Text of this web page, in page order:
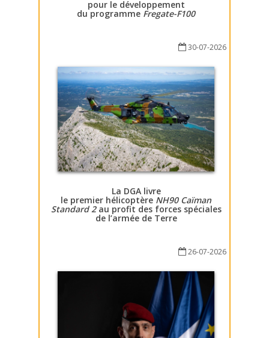
pour le développement
du programme Fregate-F100
30-07-2026
La DGA livre
le premier hélicoptère NH90 Caïman
Standard 2au profit des forces spéciales
de l’armée de Terre
26-07-2026